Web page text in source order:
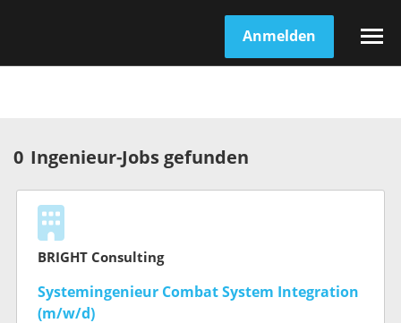
Anmelden
0 Ingenieur-Jobs gefunden
BRIGHT Consulting
Systemingenieur Combat System Integration
(m/w/d)